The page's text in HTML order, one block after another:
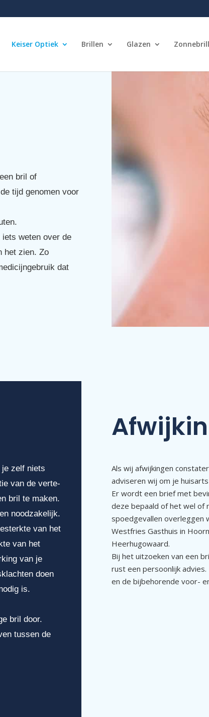
Keiser Optiek Brillen Glazen
bril of
tijd genomen voor
weten over de
het zien. Zo
dat
je zelf niets
van de verte-
bril te maken.
noodzakelijk.
van het
van het
van je
doen
is.
bril door.
tussen de
Als wij afwijkingen
adviseren wij om je
Er wordt een brief met
deze bepaald of het wel of
spoedgevallen overleggen
Westfries Gasthuis in
Heerhugowaard.
Bij het uitzoeken van een
rust een persoonlijk
en de bijbehorende voor-